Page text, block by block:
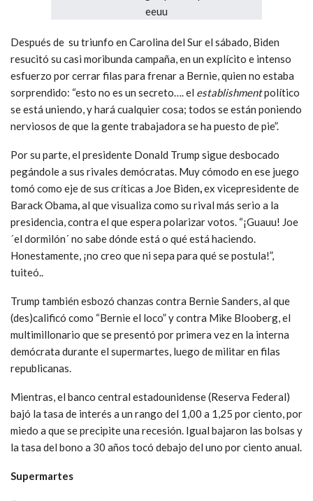
Después de su triunfo en Carolina del Sur el sábado, Biden
resucitó su casi moribunda campaña, en un explícito e intenso
esfuerzo por cerrar filas para frenar a Bernie, quien no estaba
sorprendido: “esto no es un secreto…. el establishmentpolítico
se está uniendo, y hará cualquier cosa; todos se están poniendo
nerviosos de que la gente trabajadora se ha puesto de pie”.
Por su parte, el presidente Donald Trump sigue desbocado
pegándole a sus rivales demócratas. Muy cómodo en ese juego
tomó como eje de sus críticas a Joe Biden ex vicepresidente de
Barack Obama al que visualiza como su rival más serio a la
presidencia, contra el que espera polarizar votos. “¡Guauu! Joe
´el dormilón´ no sabe dónde está o qué está haciendo.
Honestamente, ¡no creo que ni sepa para qué se postula!”,
tuiteó..
Trump también esbozó chanzas contra Bernie Sanders, al que
(des)calificó como “Bernie el loco” y contra Mike Blooberg, el
multimillonario que se presentó por primera vez en la interna
demócrata durante el supermartes, luego de militar en filas
republicanas.
Mientras, el banco central estadounidense (Reserva Federal)
bajó la tasa de interés a un rango del 1,00 a 1,25 por ciento, por
miedo a que se precipite una recesión. Igual bajaron las bolsas y
la tasa del bono a 30 años tocó debajo del uno por ciento anual.
Supermartes